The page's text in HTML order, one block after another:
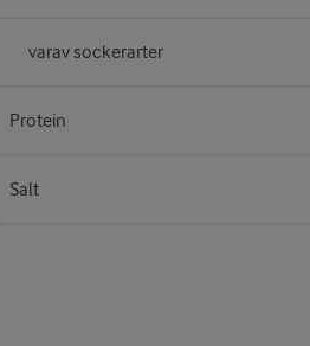
varav sockerarter
Protein
Salt